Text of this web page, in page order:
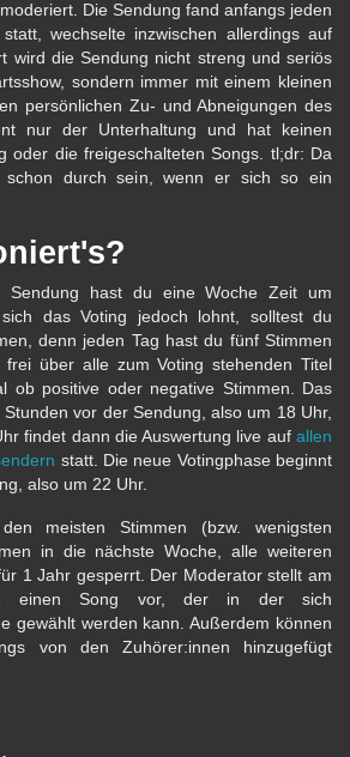
Die Sendung fand anfangs jeden
wechselte inzwischen allerdings auf
wird die Sendung nicht streng und seriös
sondern immer mit einem kleinen
persönlichen Zu- und Abneigungen des
nur der Unterhaltung und hat keinen
oder die freigeschalteten Songs. tl;dr: Da
schon durch sein, wenn er sich so ein
Sendung hast du eine Woche Zeit um
das Voting jedoch lohnt, solltest du
denn jeden Tag hast du fünf Stimmen
über alle zum Voting stehenden Titel
ob positive oder negative Stimmen. Das
vor der Sendung, also um 18 Uhr,
findet dann die Auswertung live auf allen
statt. Die neue Votingphase beginnt
also um 22 Uhr.
meisten Stimmen (bzw. wenigsten
in die nächste Woche, alle weiteren
1 Jahr gesperrt. Der Moderator stellt am
einen Song vor, der in der sich
gewählt werden kann. Außerdem können
von den Zuhörer:innen hinzugefügt